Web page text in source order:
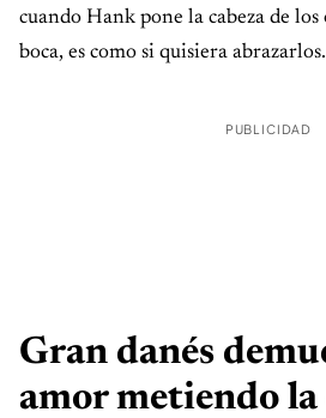
cuando Hank pone la cabeza de
boca, es como si quisiera abrazarlos.
PUBLICIDAD
Gran danés
amor metiendo la